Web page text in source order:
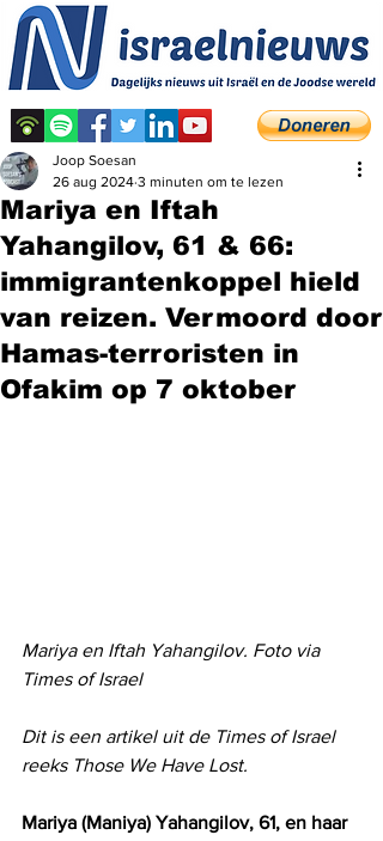
Mariya en Iftah
Yahangilov, 61 & 66:
immigrantenkoppel hield
van reizen. Vermoord door
Hamas-terroristen in
Ofakim op 7 oktober
Joop Soesan
26 aug 2024 3 minuten om te lezen
Mariya en Iftah Yahangilov. Foto via
Times of Israel
Dit is een artikel uit de Times of Israel
reeks Those We Have Lost.
Mariya (Maniya) Yahangilov, 61, en haar